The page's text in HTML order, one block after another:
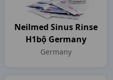
Neilmed Sinus Rinse
H1bộ Germany
Germany